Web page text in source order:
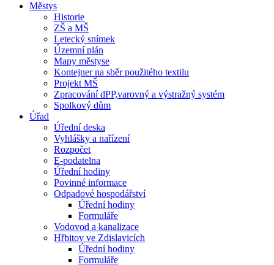
Městys
Historie
ZŠ a MŠ
Letecký snímek
Územní plán
Mapy městyse
Kontejner na sběr použitého textilu
Projekt MŠ
Zpracování dPP,varovný a výstražný systém
Spolkový dům
Úřad
Úřední deska
Vyhlášky a nařízení
Rozpočet
E-podatelna
Úřední hodiny
Povinné informace
Odpadové hospodářství
Úřední hodiny
Formuláře
Vodovod a kanalizace
Hřbitov ve Zdislavicích
Úřední hodiny
Formuláře